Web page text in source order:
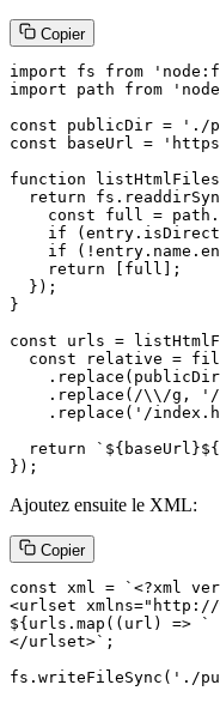
Copier
import fs from
import path from
const publicDir = './
const baseUrl =
function
return
const full =
if
if
    return [full];
  });
}
const urls =
const relative =
.replace(/\\/g, '/
.replace('/
return
});
Ajoutez ensuite le XML:
Copier
const xml = `<?xml
<urlset xmlns="http://
${urls.map((url) =>
</urlset>`;
fs.writeFileSync('./